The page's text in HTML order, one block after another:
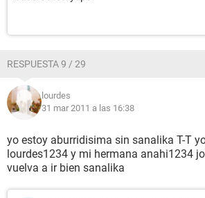
RESPUESTA 9 / 29
lourdes
31 mar 2011 a las 16:38
yo estoy aburridisima sin sanalika T-T
lourdes1234 y mi hermana anahi1234
vuelva a ir bien sanalika